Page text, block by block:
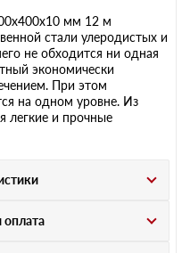
мм 12 м
стали улеродистых и
не обходится ни одная
экономически
При этом
на одном уровне. Из
легкие и прочные
оплата